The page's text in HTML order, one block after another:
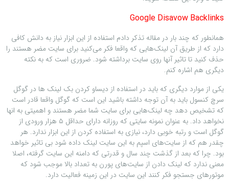
Google Disavow Backlinks
همانطور که چند بار در مقاله تذکر دادم استفاده از این ابزار نیاز به دانش کافی
دارد که از طریق آن لینک‌هایی که واقعا فکر می‌کنید برای سایت مضر هستند را
حذف کنید تا تاثیر آنها روی سایت برداشته شود. ضروری است که به نکته
دیگری هم اشاره کنم.
یکی از موارد دیگری که باید در استفاده از دیساو کردن بک لینک ها در گوگل
سرچ کنسول باید به آن توجه داشته باشید این است که گوگل واقعا قادر است
که تشخیص دهد چه لینک‌هایی برای سایت شما مضر هستند و اهمیتی به انها
نخواهد داد. به عنوان نمونه سایتی که روزانه دارای حداقل ۵ هزار ورودی از
گوگل است و رتبه خوبی دارد، نیازی به استفاده کردن از این ابزار ندارد. هر
چقدر هم که از سایت‌های اسپم به این سایت لینک داده شود بی تاثیر خواهد
بود. چرا که بعد از گذشت چند سال و قدرتی که دامنه این سایت گرفته، اصلا
معنی ندارد که لینک دادن از سایت‌های پورن به تعداد بالا موجب شود که
موتورهای جستجو فکر کنند این سایت در این زمینه فعالیت دارد.